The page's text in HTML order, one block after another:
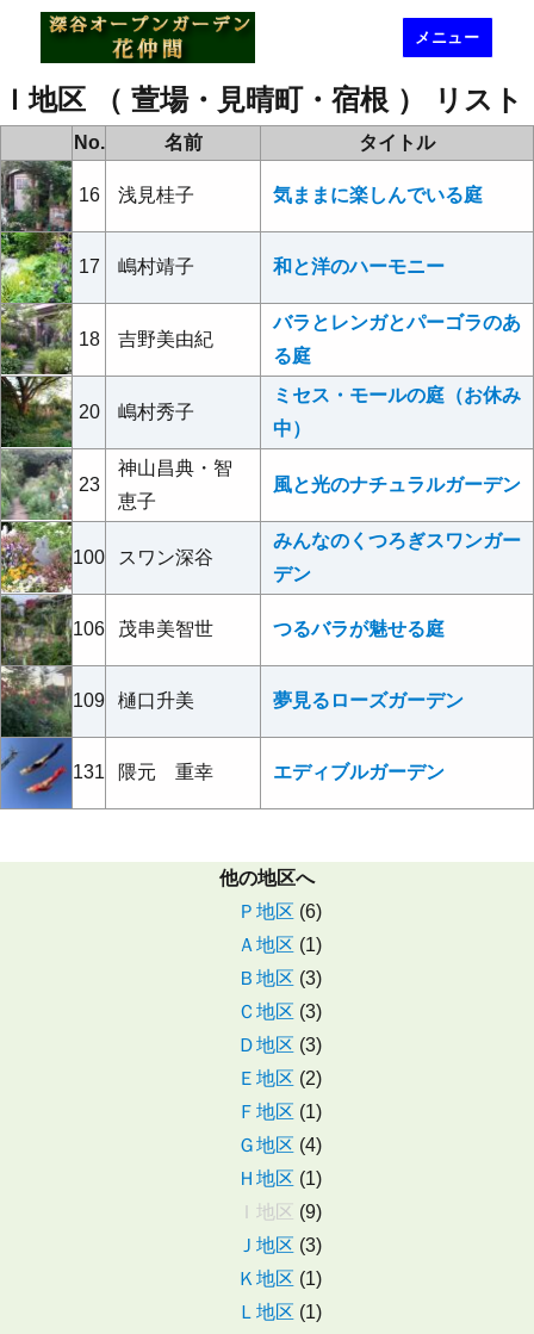
深谷オープンガーデン花仲間
メニュー
Ｉ地区 （ 萱場・見晴町・宿根 ） リスト
No. 名前 タイトル
16 浅見桂子 気ままに楽しんでいる庭
17 嶋村靖子 和と洋のハーモニー
18 吉野美由紀
バラとレンガとパーゴラのあ
る庭
20 嶋村秀子
ミセス・モールの庭（お休み
中）
23
神山昌典・智
恵子
風と光のナチュラルガーデン
100 スワン深谷
みんなのくつろぎスワンガー
デン
106 茂串美智世 つるバラが魅せる庭
109 樋口升美 夢見るローズガーデン
131 隈元 重幸 エディブルガーデン
他の地区へ
Ｐ地区 (6)
Ａ地区 (1)
Ｂ地区 (3)
Ｃ地区 (3)
Ｄ地区 (3)
Ｅ地区 (2)
Ｆ地区 (1)
Ｇ地区 (4)
Ｈ地区 (1)
Ｉ地区 (9)
Ｊ地区 (3)
Ｋ地区 (1)
Ｌ地区 (1)